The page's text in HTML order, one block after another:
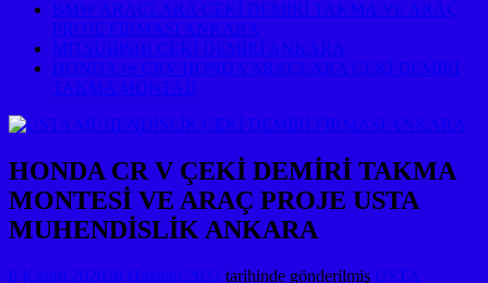
BMW ARAÇLARA ÇEKİ DEMİRİ TAKMA VE ARAÇ
PROJE FİRMASI ANKARA
MITSUBISHI ÇEKİ DEMİRİ ANKARA
HONDA ve CRV HONDA ARAÇLARA ÇEKİ DEMİRİ
TAKMA MONTAJI
HONDA CR V ÇEKİ DEMİRİ TAKMA
MONTESİ VE ARAÇ PROJE USTA
MUHENDİSLİK ANKARA
8 Kasım 202028 Haziran 2022 tarihinde gönderilmiş USTA